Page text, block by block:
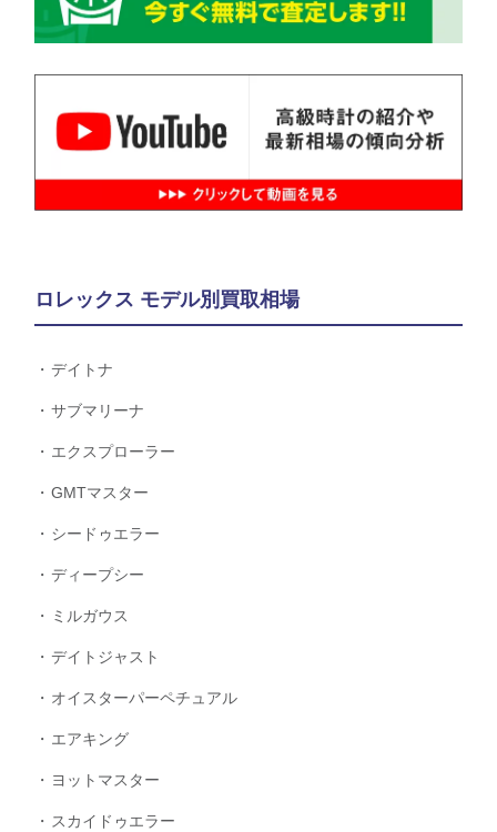
ロレックス モデル別買取相場
デイトナ
サブマリーナ
エクスプローラー
GMTマスター
シードゥエラー
ディープシー
ミルガウス
デイトジャスト
オイスターパーペチュアル
エアキング
ヨットマスター
スカイドゥエラー